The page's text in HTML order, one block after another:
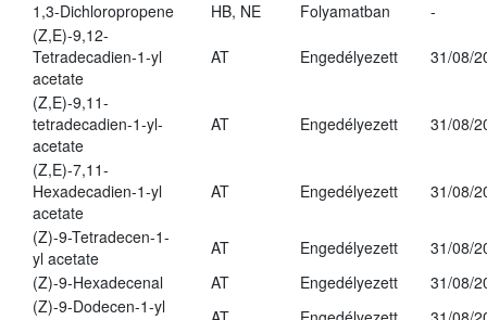
1,3-Dichloropropene HB, NE Folyamatban
-
(Z,E)-9,12-
Tetradecadien-1-yl
acetate
AT Engedélyezett 31/08/
(Z,E)-9,11-
tetradecadien-1-yl-
acetate
AT Engedélyezett 31/08/
(Z,E)-7,11-
Hexadecadien-1-yl
acetate
AT Engedélyezett 31/08/
(Z)-9-Tetradecen-1-
yl acetate
AT Engedélyezett
31/08/
(Z)-9-Hexadecenal
AT Engedélyezett
31/08/
(Z)-9-Dodecen-1-yl